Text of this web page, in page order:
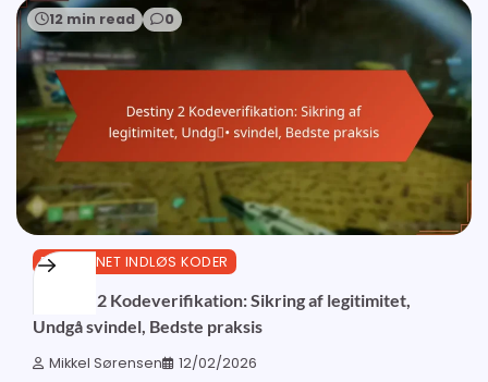
12 min read 0
BUNGIE.NET INDLØS KODER
Destiny 2 Kodeverifikation: Sikring af legitimitet,
Undgå svindel, Bedste praksis
Mikkel Sørensen 12/02/2026